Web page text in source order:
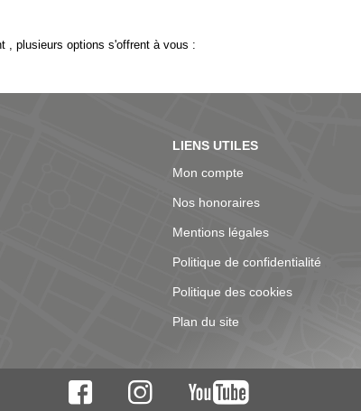
, plusieurs options s'offrent à vous :
LIENS UTILES
Mon compte
Nos honoraires
Mentions légales
Politique de confidentialité
Politique des cookies
Plan du site